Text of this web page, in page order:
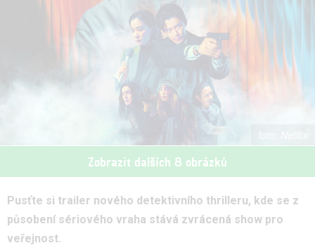
Zobrazit dalších 8 obrázků
Pusťte si trailer nového detektivního thrilleru, kde se z
působení sériového vraha stává zvrácená show pro
veřejnost.